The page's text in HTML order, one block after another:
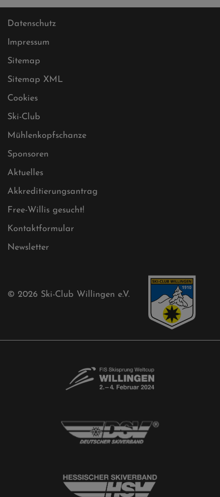
Datenschutz
Impressum
Sitemap
Sitemap XML
Cookies
Ski-Club
Mühlenkopfschanze
Sponsoren
Newsletter
Ski-Club Willingen e.V.